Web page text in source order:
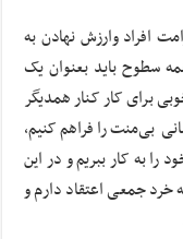
افراد وارزش نهادن به
سطوح باید بعنوان یک
برای کار کنار همدیگر
بی‌منت را فراهم کنیم،
را به کار ببریم و در این
خرد جمعی اعتقاد دارم و